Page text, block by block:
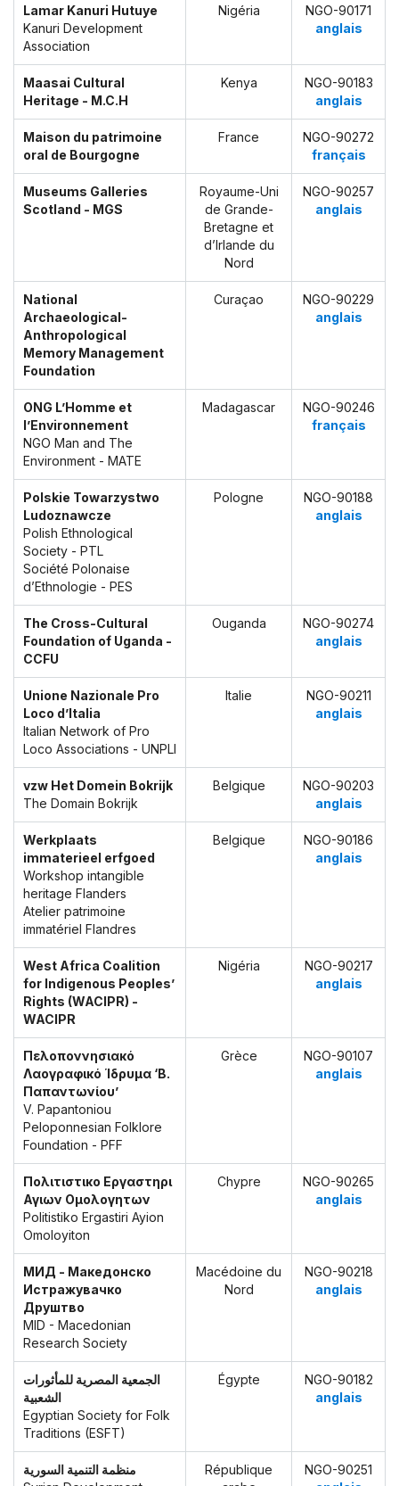
Lamar Kanuri Hutuye
Kanuri Development
Association
Nigéria
NGO-90171
anglais
Maasai Cultural
Heritage - M.C.H
Kenya
NGO-90183
anglais
Maison du patrimoine
oral de Bourgogne
France
NGO-90272
français
Museums Galleries
Scotland - MGS
Royaume-Uni
de Grande-
Bretagne et
d’Irlande du
Nord
NGO-90257
anglais
National
Archaeological-
Anthropological
Memory Management
Foundation
Curaçao
NGO-90229
anglais
ONG L’Homme et
l’Environnement
NGO Man and The
Environment - MATE
Madagascar
NGO-90246
français
Polskie Towarzystwo
Ludoznawcze
Polish Ethnological
Society - PTL
Société Polonaise
d’Ethnologie - PES
Pologne
NGO-90188
anglais
The Cross-Cultural
Foundation of Uganda -
CCFU
Ouganda
NGO-90274
anglais
Unione Nazionale Pro
Loco d’Italia
Italian Network of Pro
Loco Associations - UNPLI
Italie
NGO-90211
anglais
vzw Het Domein Bokrijk
The Domain Bokrijk
Belgique
NGO-90203
anglais
Werkplaats
immaterieel erfgoed
Workshop intangible
heritage Flanders
Atelier patrimoine
immatériel Flandres
Belgique
NGO-90186
anglais
West Africa Coalition
for Indigenous Peoples’
Rights (WACIPR) -
WACIPR
Nigéria
NGO-90217
anglais
Πελοποννησιακό
Λαογραφικό Ίδρυμα ‘Β.
Παπαντωνίου’
V. Papantoniou
Peloponnesian Folklore
Foundation - PFF
Grèce
NGO-90107
anglais
Πολιτιστικο Εργαστηρι
Αγιων Ομολογητων
Politistiko Ergastiri Ayion
Omoloyiton
Chypre
NGO-90265
anglais
МИД - Македонско
Истражувачко
Друштво
MID - Macedonian
Research Society
Macédoine du
Nord
NGO-90218
anglais
الجمعية المصرية للمأثورات
الشعبية
Egyptian Society for Folk
Traditions (ESFT)
Égypte
NGO-90182
anglais
منظمة التنمية السورية
République
NGO-90251